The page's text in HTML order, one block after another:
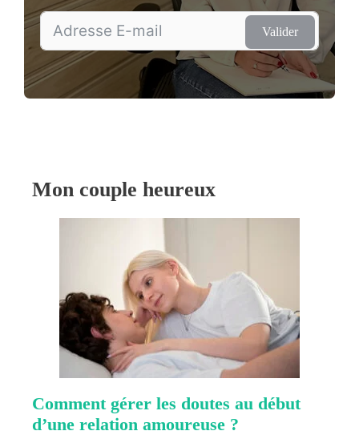
Valider
Mon couple heureux
Comment gérer les doutes au début
d’une relation amoureuse ?